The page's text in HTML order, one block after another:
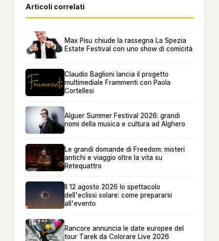
Articoli correlati
Max Pisu chiude la rassegna La Spezia
Estate Festival con uno show di comicità
Claudio Baglioni lancia il progetto
multimediale Frammenti con Paola
Cortellesi
Alguer Summer Festival 2026: grandi
nomi della musica e cultura ad Alghero
Le grandi domande di Freedom: misteri
antichi e viaggio oltre la vita su
Retequattro
Il 12 agosto 2026 lo spettacolo
dell'eclissi solare: come prepararsi
all'evento
Rancore annuncia le date europee del
tour Tarek da Colorare Live 2026